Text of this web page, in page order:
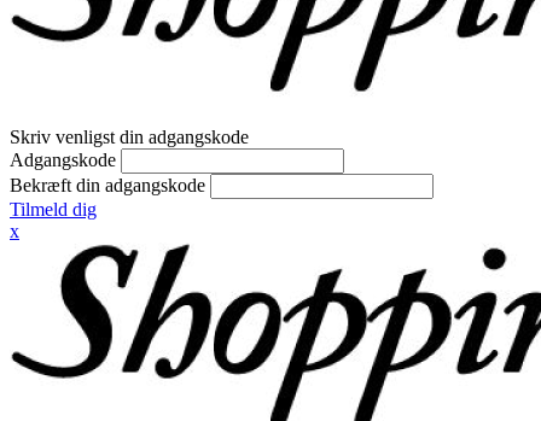
Skriv venligst din adgangskode
Adgangskode
Bekræft din adgangskode
Tilmeld dig
x